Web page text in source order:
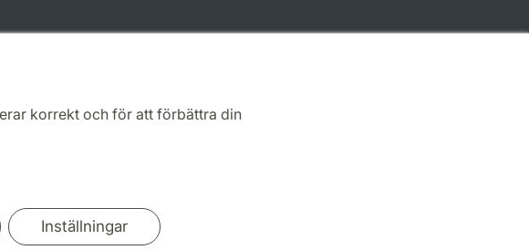
korrekt och för att förbättra din
Inställningar